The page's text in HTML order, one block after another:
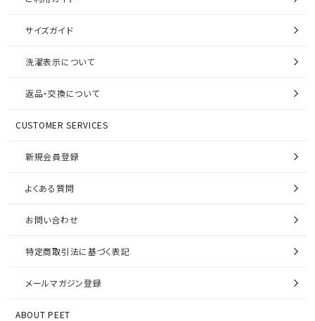
サイズガイド
洗濯表示について
返品・交換について
CUSTOMER SERVICES
新規会員登録
よくある質問
お問い合わせ
特定商取引法に基づく表記
メールマガジン登録
ABOUT PEET